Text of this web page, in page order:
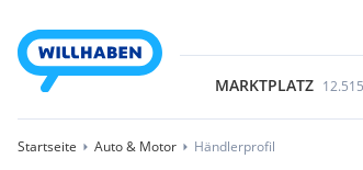
MARKTPLATZ
Startseite Auto & Motor Händlerprofil